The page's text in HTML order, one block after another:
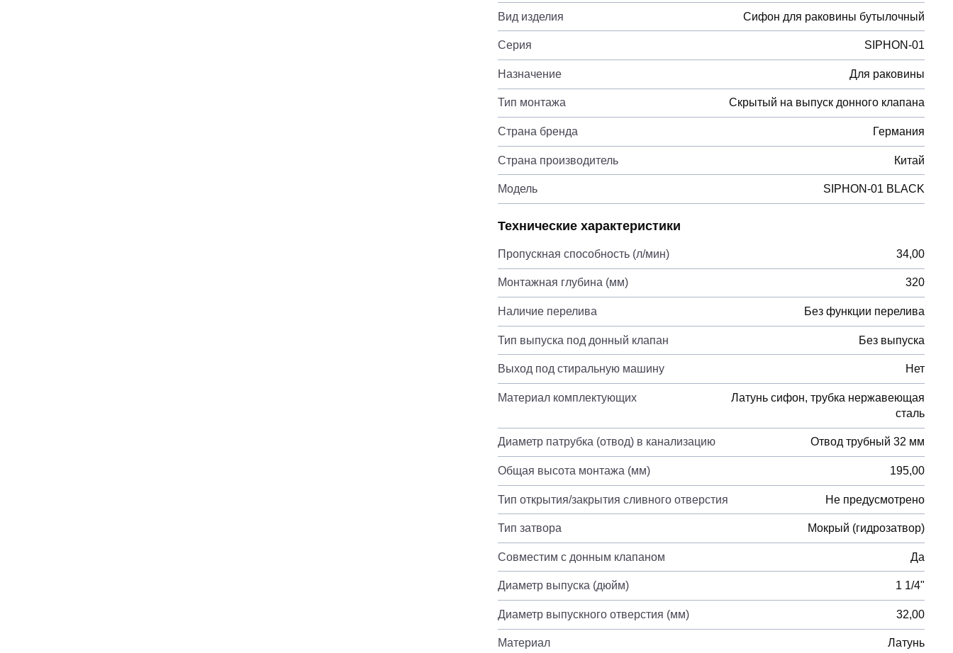
Вид изделия Сифон для раковины бутылочный
Серия SIPHON-01
Назначение Для раковины
Тип монтажа Скрытый на выпуск донного клапана
Страна бренда Германия
Страна производитель Китай
Модель SIPHON-01 BLACK
Технические характеристики
Пропускная способность (л/мин) 34,00
Монтажная глубина (мм) 320
Наличие перелива Без функции перелива
Тип выпуска под донный клапан Без выпуска
Выход под стиральную машину Нет
Материал комплектующих
Латунь сифон, трубка нержавеющая
сталь
Диаметр патрубка (отвод) в канализацию Отвод трубный 32 мм
Общая высота монтажа (мм) 195,00
Тип открытия/закрытия сливного отверстия Не предусмотрено
Тип затвора Мокрый (гидрозатвор)
Совместим с донным клапаном Да
Диаметр выпуска (дюйм) 1 1/4"
Диаметр выпускного отверстия (мм) 32,00
Материал Латунь